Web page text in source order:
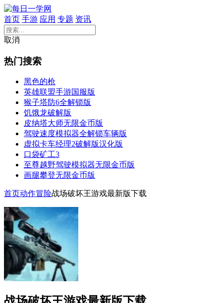
首页 手游 应用 专题 资讯
取消
热门搜索
黑色的枪
英雄联盟手游国服版
猴子塔防6全解锁版
饥饿龙破解版
皮纳塔大师无限金币版
驾驶速度模拟器全解锁车辆版
虚拟卡车经理2破解版汉化版
口袋矿工3
至尊越野驾驶模拟器无限金币版
画腿攀登无限金币版
首页动作冒险战场破坏王游戏最新版下载